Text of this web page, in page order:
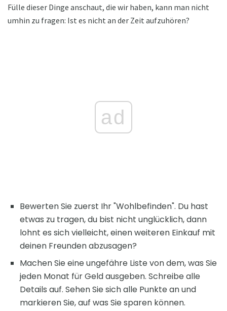
Fülle dieser Dinge anschaut, die wir haben, kann man nicht
umhin zu fragen: Ist es nicht an der Zeit aufzuhören?
ad
Bewerten Sie zuerst Ihr "Wohlbefinden". Du hast
etwas zu tragen, du bist nicht unglücklich, dann
lohnt es sich vielleicht, einen weiteren Einkauf mit
deinen Freunden abzusagen?
Machen Sie eine ungefähre Liste von dem, was Sie
jeden Monat für Geld ausgeben. Schreibe alle
Details auf. Sehen Sie sich alle Punkte an und
markieren Sie, auf was Sie sparen können.